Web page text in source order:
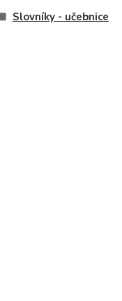
Slovníky - učebnice